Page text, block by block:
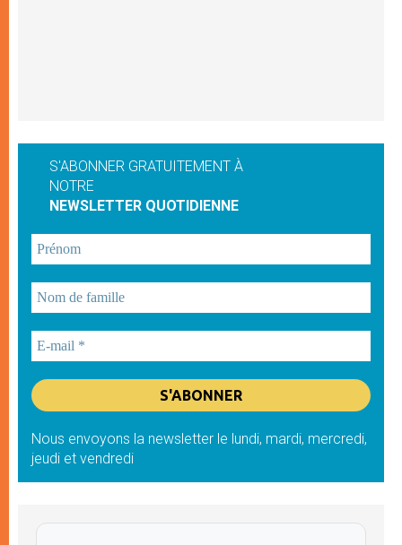
S'ABONNER GRATUITEMENT À
NOTRE
NEWSLETTER QUOTIDIENNE
Nous envoyons la newsletter le lundi, mardi, mercredi,
jeudi et vendredi